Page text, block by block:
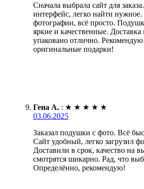
Сначала выбрала сайт для
интерфейс, легко найти нужное.
фотографии, всё просто.
яркие и качественные. Доставка
упаковано отлично.
оригинальные подарки!
Гена А. : ★ ★ ★ ★ ★
03.06.2025
Заказал подушки с фото. Всё
Сайт удобный, легко загрузил
Доставили в срок, качество на
смотрятся шикарно. Рад, что
Определённо, рекомендую!